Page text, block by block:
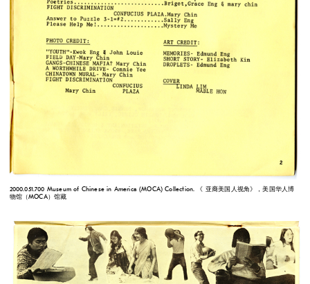
2000.051.700 Museum of Chinese in America (MOCA) Collection. 《 亚裔美国人视角》，美国华人博
物馆（MOCA）馆藏